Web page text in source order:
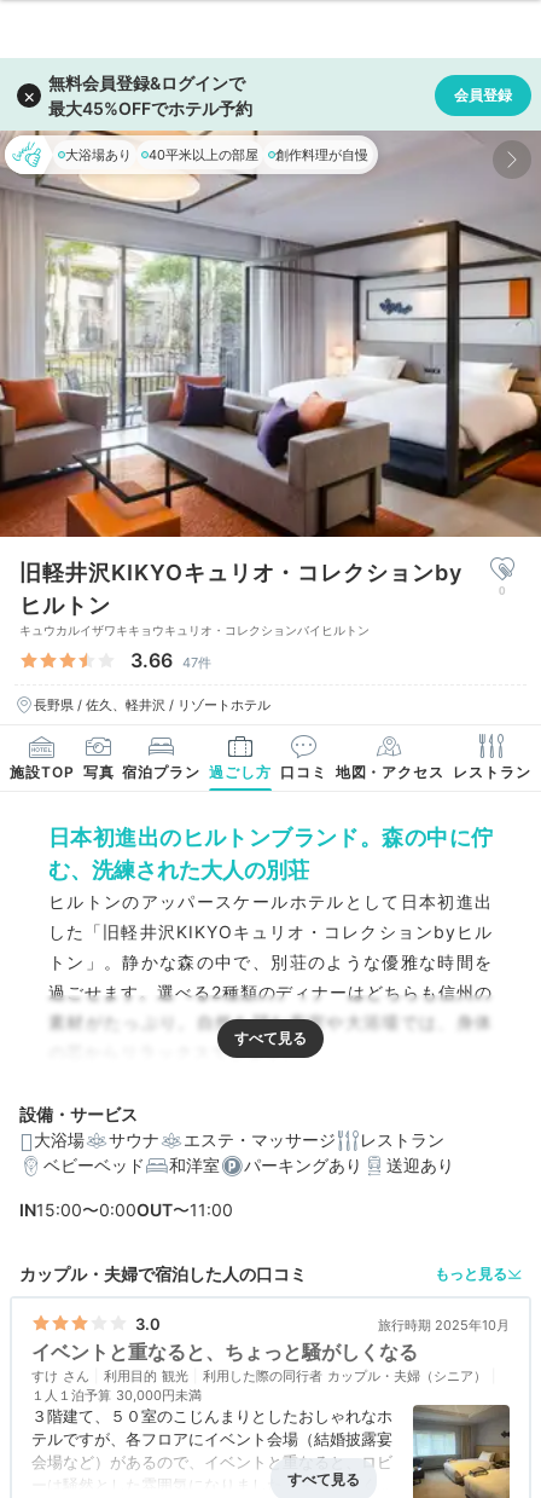
大浴場あり 40平米以上の部屋 創作料理が自慢
旧軽井沢KIKYOキュリオ・コレクションby
ヒルトン
キュウカルイザワキキョウキュリオ・コレクションバイヒルトン
3.66 47件
長野県 / 佐久、軽井沢 / リゾートホテル
0
施設TOP 写真 宿泊プラン 過ごし方 口コミ 地図・アクセス レストラン
日本初進出のヒルトンブランド。森の中に佇
む、洗練された大人の別荘
ヒルトンのアッパースケールホテルとして日本初進出
した「旧軽井沢KIKYOキュリオ・コレクションbyヒル
トン」。静かな森の中で、別荘のような優雅な時間を
過ごせます。選べる2種類のディナーはどちらも信州の
素材がたっぷり。自然を望む客室や大浴場では、身体
の芯からリラックスできます。
編集部おすすめの３つのポイント
コースかアラカルト、好みのスタイルで信州を味わう絶
品ディナー
幻想的な空間やこだわりのオイルに癒される2種類の大浴
場＆スパ
設備・サービス
大浴場
サウナ エステ・マッサージ
レストラン
ベビーベッド
和洋室 パーキングあり 送迎あり
IN15:00〜0:00OUT〜11:00
カップル・夫婦で宿泊した人の口コミ もっと見る
3.0 旅行時期 2025年10月
イベントと重なると、ちょっと騒がしくなる
すけ 利用目的 観光 利用した際の同行者 カップル・夫婦（シニア）
１人１泊予算 30,000円未満
３階建て、５０室のこじんまりとしたおしゃれなホ
テルですが、各フロアにイベント会場（結婚披露宴
会場など）があるので、イベントと重なると、ロビ
ーは騒然とした雰囲気になりました。あまり広くな